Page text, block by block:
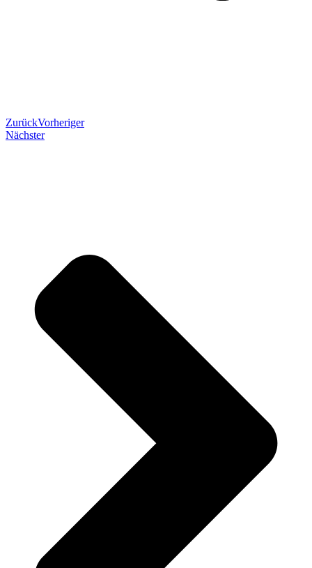
ZurückVorheriger
Nächster